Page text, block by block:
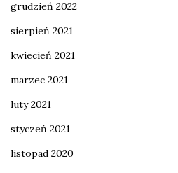
grudzień 2022
sierpień 2021
kwiecień 2021
marzec 2021
luty 2021
styczeń 2021
listopad 2020